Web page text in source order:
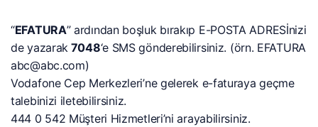
“EFATURA” ardından boşluk bırakıp E-POSTA ADRESİnizi
de yazarak 7048‘e SMS gönderebilirsiniz. (örn. EFATURA
abc@abc.com)
Vodafone Cep Merkezleri’ne gelerek e-faturaya geçme
talebinizi iletebilirsiniz.
444 0 542 Müşteri Hizmetleri’ni arayabilirsiniz.